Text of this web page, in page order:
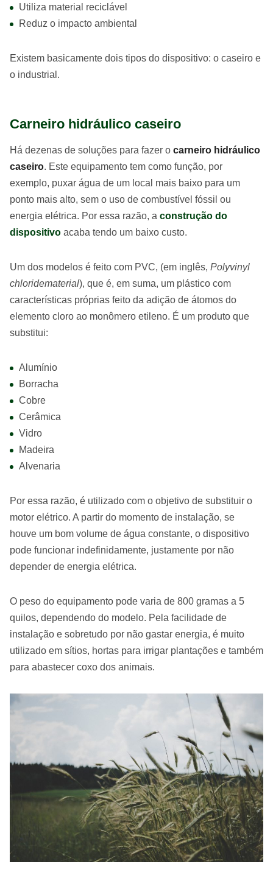
Utiliza material reciclável
Reduz o impacto ambiental
Existem basicamente dois tipos do dispositivo: o caseiro e
o industrial.
Carneiro hidráulico caseiro
Há dezenas de soluções para fazer o carneiro hidráulico
caseiro. Este equipamento tem como função, por
exemplo, puxar água de um local mais baixo para um
ponto mais alto, sem o uso de combustível fóssil ou
energia elétrica. Por essa razão, a construção do
dispositivo acaba tendo um baixo custo.
Um dos modelos é feito com PVC, (em inglês, Polyvinyl
chloridematerial), que é, em suma, um plástico com
características próprias feito da adição de átomos do
elemento cloro ao monômero etileno. É um produto que
substitui:
Alumínio
Borracha
Cobre
Cerâmica
Vidro
Madeira
Alvenaria
Por essa razão, é utilizado com o objetivo de substituir o
motor elétrico. A partir do momento de instalação, se
houve um bom volume de água constante, o dispositivo
pode funcionar indefinidamente, justamente por não
depender de energia elétrica.
O peso do equipamento pode varia de 800 gramas a 5
quilos, dependendo do modelo. Pela facilidade de
instalação e sobretudo por não gastar energia, é muito
utilizado em sítios, hortas para irrigar plantações e também
para abastecer coxo dos animais.